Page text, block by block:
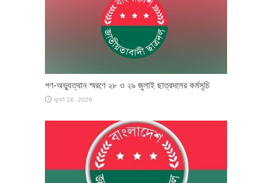
গণ-অভ্যুত্থান স্মরণে ২৮ ও ২৯ জুলাই ছাত্রদলের কর্মসূচি
জুলাই 26, 2026